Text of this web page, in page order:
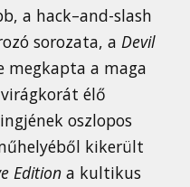
a hack–and-slash
sorozata, a Devil
megkapta a maga
élő
oszlopos
kikerült
Edition a kultikus